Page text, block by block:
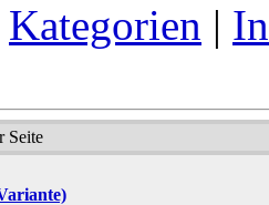
Kategorien |
Seite